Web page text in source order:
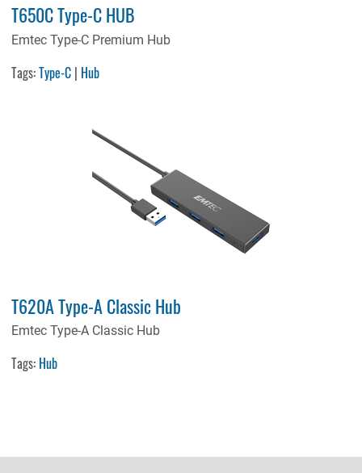
T650C Type-C HUB
Emtec Type-C Premium Hub
Tags:Type-C | Hub
T620A Type-A Classic Hub
Emtec Type-A Classic Hub
Tags: Hub